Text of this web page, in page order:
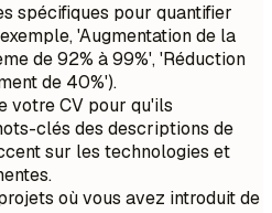
spécifiques pour quantifier
'Augmentation de la
de 92% à 99%', 'Réduction
de 40%').
votre CV pour qu'ils
clés des descriptions de
sur les technologies et
où vous avez introduit de